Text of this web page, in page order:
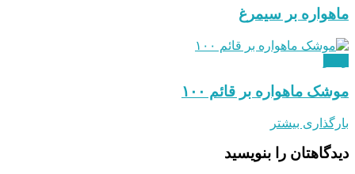
ماهواره بر سیمرغ
موشک ماهواره بر قائم ۱۰۰
بارگذاری بیشتر
دیدگاهتان را بنویسید